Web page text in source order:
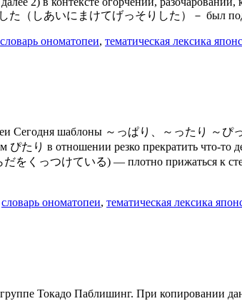
した（しあいにまけてげっそりした）－ был
словарь ономатопеи, тематическая лексика
Сегодня шаблоны ～っぱり、～ったり ～ぴ
たり в отношении резко прекратить что-
をくっつけている) — плотно прижаться к
словарь ономатопеи, тематическая лексика
Токадо Паблишинг. При копировании